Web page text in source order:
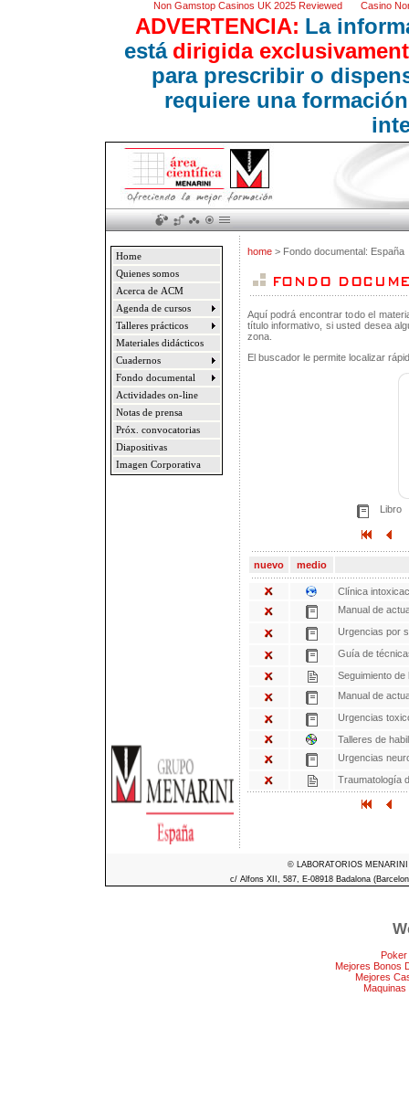
Non Gamstop Casinos UK 2025 Reviewed Casino
ADVERTENCIA: La
está dirigida
para prescribir o
requiere una
Home
Quienes somos
Acerca de ACM
Agenda de cursos
Talleres prácticos
Materiales didácticos
Cuadernos
Fondo documental
Actividades on-line
Notas de prensa
Próx. convocatorias
Diapositivas
Imagen Corporativa
home > Fondo documental: España
Aquí podrá encontrar todo el
título informativo, si usted desea
zona.
El buscador le permite localizar
Libro
nuevo medio
Clínica
Manual de
Urgencias por
Guía de
Seguimiento
Manual de
Urgencias
Talleres de
Urgencias
Traumatología
© LABORATORIOS
c/ Alfons XII, 587, E-08918 Badalona
Mejores Bonos
Mejores